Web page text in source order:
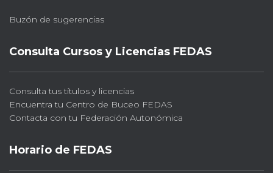
Buzón de sugerencias
Consulta Cursos y Licencias FEDAS
Consulta tus títulos y licencias
Encuentra tu Centro de Buceo FEDAS
Contacta con tu Federación Autonómica
Horario de FEDAS